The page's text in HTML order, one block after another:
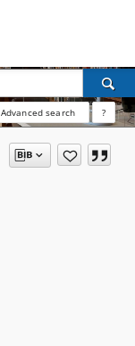
Advanced search ?